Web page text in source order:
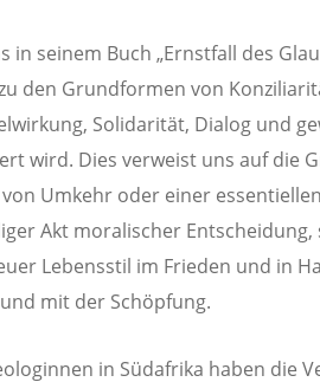
in seinem Buch „Ernstfall des
den Grundformen von
Solidarität, Dialog und
wird. Dies verweist uns auf die
Umkehr oder einer
Akt moralischer
Lebensstil im Frieden und in
mit der Schöpfung.
in Südafrika haben die